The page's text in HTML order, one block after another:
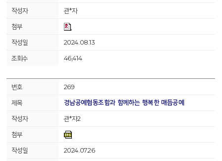
관*자
2024.08.13
46,414
269
경남공예협동조합과 함께하는 행복한 매듭공예
관*자2
2024.07.26